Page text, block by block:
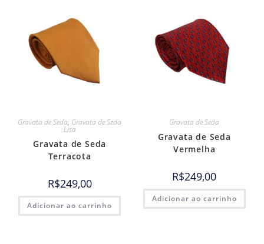
Gravata de Seda, Gravata de Seda
Lisa
Gravata de Seda
Terracota
R$249,00
Adicionar ao carrinho
Gravata de Seda
Gravata de Seda
Vermelha
R$249,00
Adicionar ao carrinho